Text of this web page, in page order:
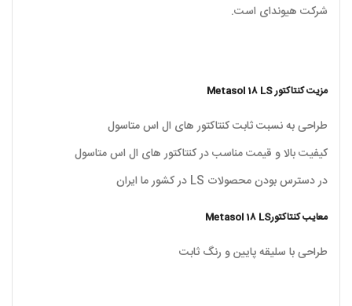
شرکت هیوندای است.
مزیت کنتاکتور Metasol 18 LS
طراحی به نسبت ثابت کنتاکتور های ال اس متاسول
کیفیت بالا و قیمت مناسب در کنتاکتور های ال اس متاسول
در دسترس بودن محصولات LS در کشور ما ایران
معایب کنتاکتورMetasol 18 LS
طراحی با سلیقه پایین و رنگ ثابت